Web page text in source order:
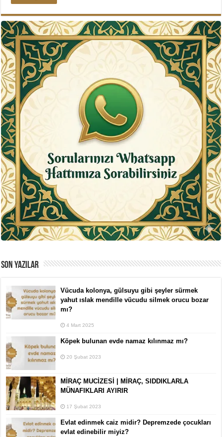
SON YAZILAR
Vücuda kolonya, gülsuyu gibi şeyler sürmek
yahut ıslak mendille vücudu silmek orucu bozar
mı?
4 Mart 2025
Köpek bulunan evde namaz kılınmaz mı?
20 Şubat 2023
MİRAÇ MUCİZESİ | MİRAÇ, SIDDIKLARLA
MÜNAFIKLARI AYIRIR
17 Şubat 2023
Evlat edinmek caiz midir? Depremzede çocukları
evlat edinebilir miyiz?